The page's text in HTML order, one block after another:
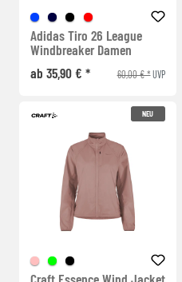
Adidas Tiro 26 League
Windbreaker Damen
ab 35,90 € *
60,00 € *UVP
NEU